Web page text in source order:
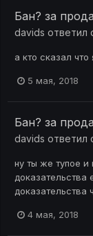
Бан? за
davids ответил
а кто сказал
5 мая, 2018
Бан? за
davids ответил
ну ты же тупое и
доказательства
доказательства
4 мая, 2018